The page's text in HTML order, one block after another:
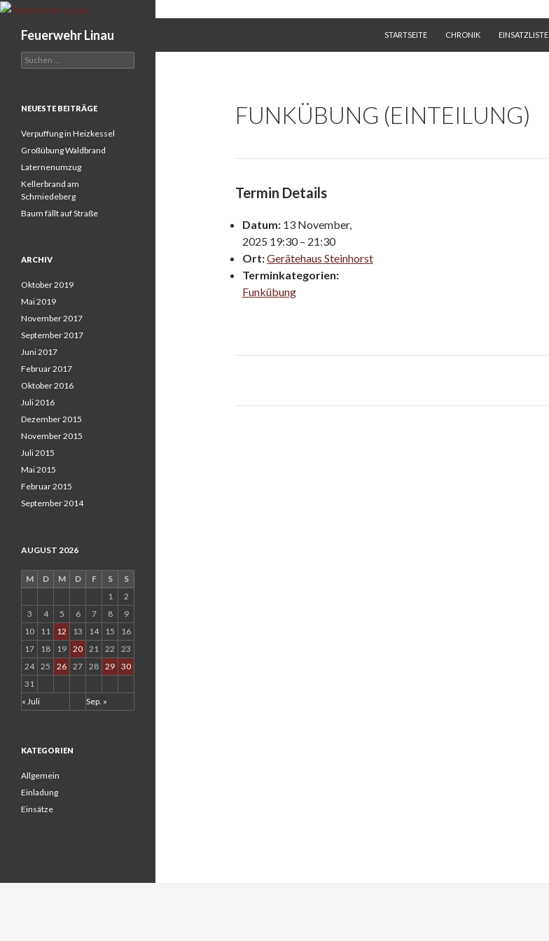
Feuerwehr Linau
STARTSEITE
CHRONIK EINSATZLISTE
FUNKÜBUNG (EINTEILUNG)
Termin Details
Datum: 13 November,
2025 19:30– 21:30
Ort:Gerätehaus Steinhorst
Terminkategorien:
Funkübung
Suchen
nach:
NEUESTE BEITRÄGE
Verpuffung in Heizkessel
Großübung Waldbrand
Laternenumzug
Kellerbrand am
Schmiedeberg
Baum fällt auf Straße
ARCHIV
Oktober 2019
Mai 2019
November 2017
September 2017
Juni 2017
Februar 2017
Oktober 2016
Juli 2016
Dezember 2015
November 2015
Juli 2015
Mai 2015
Februar 2015
September 2014
AUGUST 2026
M D M D F S
S
1
2
3
4 5 6 7 8
9
10
11 12 13 14 15
16
17
18 19 20 21 22
23
24 25 26 27 28 29 30
31
« Juli
Sep. »
KATEGORIEN
Allgemein
Einladung
Einsätze